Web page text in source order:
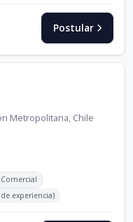
Postular
Metropolitana, Chile
experiencia)